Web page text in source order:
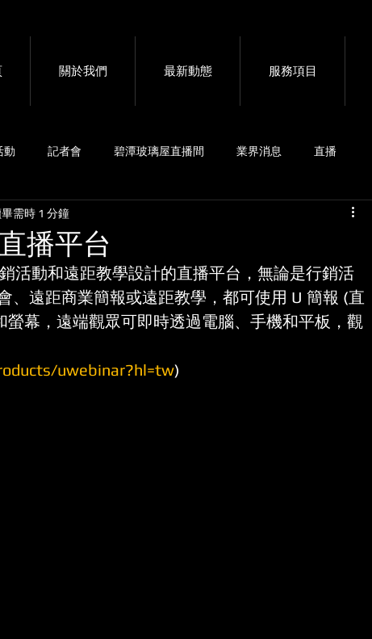
關於我們 最新動態 服務項目
動 記者會 碧潭玻璃屋直播間 業界消息 直播
音樂會
播平台
需時 1 分鐘
活動和遠距教學設計的直播平台，無論是行銷活
、遠距商業簡報或遠距教學，都可使用 U 簡報 (直
幕，遠端觀眾可即時透過電腦、手機和平板，觀
uwebinar?hl=tw)